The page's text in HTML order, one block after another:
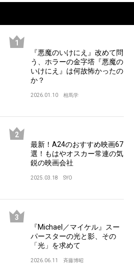
『悪魔のいけにえ』改めて問
う、ホラーの金字塔『悪魔の
いけにえ』は何故怖かったの
か？
2026.01.10 相馬学
最新！A24のおすすめ映画67
選！もはやオスカー常連の気
鋭の映画会社
2025.03.18 SYO
『Michael／マイケル』スー
パースターの光と影、その
「光」を求めて
2026.06.11 斉藤博昭